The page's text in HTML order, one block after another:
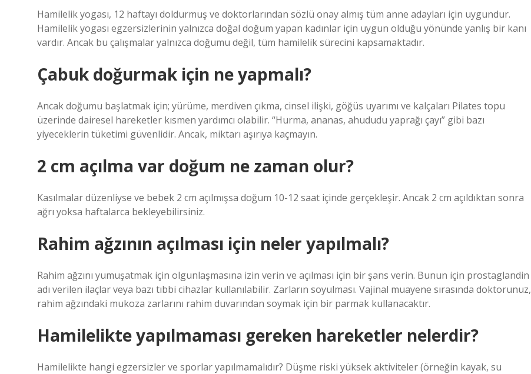
Hamilelik yogası, 12 haftayı doldurmuş ve doktorlarından sözlü onay almış tüm anne adayları için uygundur.
Hamilelik yogası egzersizlerinin yalnızca doğal doğum yapan kadınlar için uygun olduğu yönünde yanlış bir kanı
vardır. Ancak bu çalışmalar yalnızca doğumu değil, tüm hamilelik sürecini kapsamaktadır.
Çabuk doğurmak için ne yapmalı?
Ancak doğumu başlatmak için; yürüme, merdiven çıkma, cinsel ilişki, göğüs uyarımı ve kalçaları Pilates topu
üzerinde dairesel hareketler kısmen yardımcı olabilir. “Hurma, ananas, ahududu yaprağı çayı” gibi bazı
yiyeceklerin tüketimi güvenlidir. Ancak, miktarı aşırıya kaçmayın.
2 cm açılma var doğum ne zaman olur?
Kasılmalar düzenliyse ve bebek 2 cm açılmışsa doğum 10-12 saat içinde gerçekleşir. Ancak 2 cm açıldıktan sonra
ağrı yoksa haftalarca bekleyebilirsiniz.
Rahim ağzının açılması için neler yapılmalı?
Rahim ağzını yumuşatmak için olgunlaşmasına izin verin ve açılması için bir şans verin. Bunun için prostaglandin
adı verilen ilaçlar veya bazı tıbbi cihazlar kullanılabilir. Zarların soyulması. Vajinal muayene sırasında doktorunuz,
rahim ağzındaki mukoza zarlarını rahim duvarından soymak için bir parmak kullanacaktır.
Hamilelikte yapılmaması gereken hareketler nelerdir?
Hamilelikte hangi egzersizler ve sporlar yapılmamalıdır? Düşme riski yüksek aktiviteler (örneğin kayak, su